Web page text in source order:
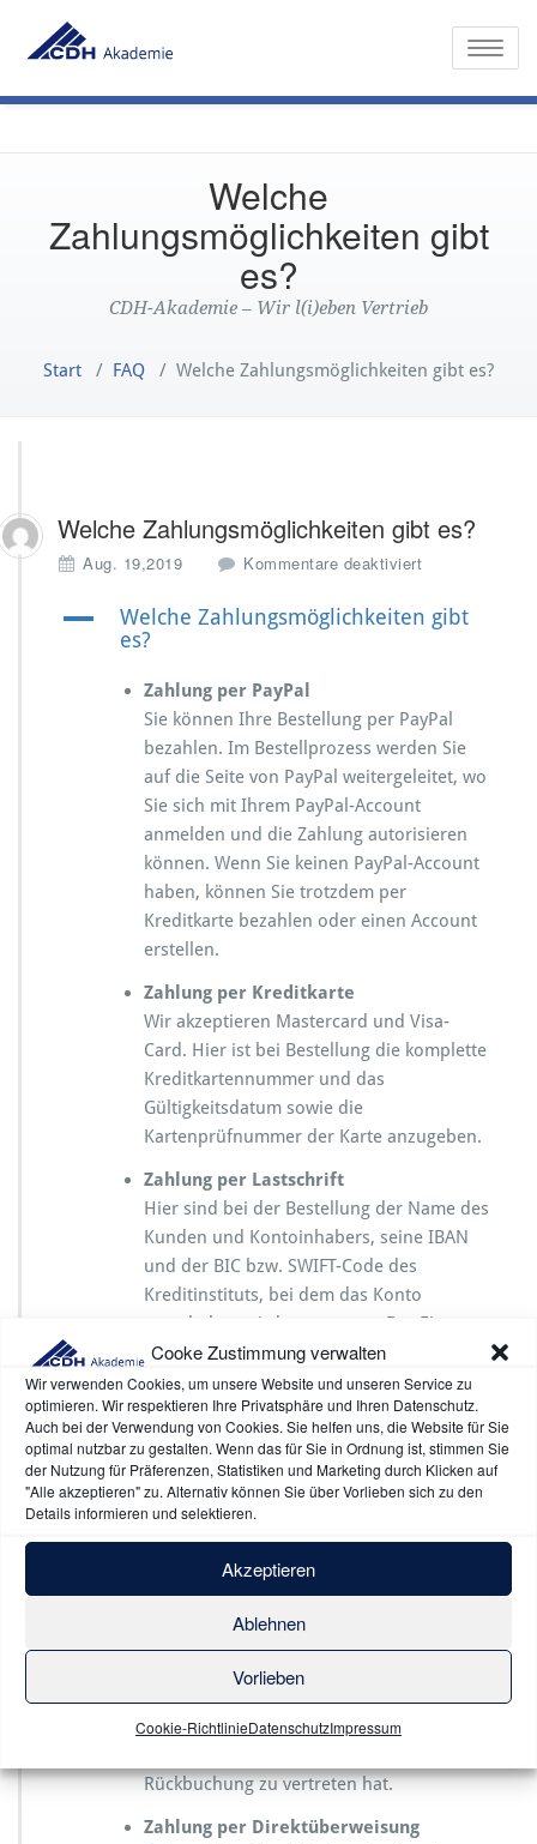
Cooke Zustimmung verwalten
Wir verwenden Cookies, um unsere Website und unseren Service zu
optimieren. Wir respektieren Ihre Privatsphäre und Ihren Datenschutz.
Auch bei der Verwendung von Cookies. Sie helfen uns, die Website für Sie
optimal nutzbar zu gestalten. Wenn das für Sie in Ordnung ist, stimmen Sie
der Nutzung für Präferenzen, Statistiken und Marketing durch Klicken auf
"Alle akzeptieren" zu. Alternativ können Sie über Vorlieben sich zu den
Details informieren und selektieren.
Akzeptieren
Ablehnen
Vorlieben
Cookie-RichtlinieDatenschutzImpressum
Welche
Zahlungsmöglichkeiten gibt
es?
CDH-Akademie – Wir l(i)eben Vertrieb
Start / FAQ / Welche Zahlungsmöglichkeiten gibt es?
Welche Zahlungsmöglichkeiten gibt es?
Aug. 19,2019 Kommentare deaktiviert
A
Welche Zahlungsmöglichkeiten gibt
es?
Zahlung per PayPal
Sie können Ihre Bestellung per PayPal
bezahlen. Im Bestellprozess werden Sie
auf die Seite von PayPal weitergeleitet, wo
Sie sich mit Ihrem PayPal-Account
anmelden und die Zahlung autorisieren
können. Wenn Sie keinen PayPal-Account
haben, können Sie trotzdem per
Kreditkarte bezahlen oder einen Account
erstellen.
Zahlung per Kreditkarte
Wir akzeptieren Mastercard und Visa-
Card. Hier ist bei Bestellung die komplette
Kreditkartennummer und das
Gültigkeitsdatum sowie die
Kartenprüfnummer der Karte anzugeben.
Zahlung per Lastschrift
Hier sind bei der Bestellung der Name des
Kunden und Kontoinhabers, seine IBAN
und der BIC bzw. SWIFT-Code des
Kreditinstituts, bei dem das Konto
unterhalten wird, zu nennen. Der Einzug
der Lastschrift vom vereinbarten Konto
erfolgt am Fälligkeitsdatum, frühestens
drei Tage nach Versand der Rechnung
und der SEPA-Vorabankündigung (Pre-
Notification). Die Frist für die
Vorabankündigung wird somit auf drei
Tage verkürzt. Das Fälligkeitsdatum ergibt
zu, für die Deckung des Kontos zu sorgen.
Lastschrift entstehen, gehen zu Lasten des
Kunden, wenn dieser bzw. der von ihm
benannte Kontoinhaber oder dessen
Rückbuchung zu vertreten hat.
Zahlung per Direktüberweisung